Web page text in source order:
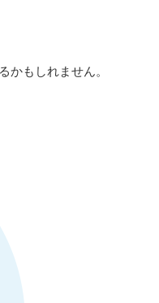
かもしれません。